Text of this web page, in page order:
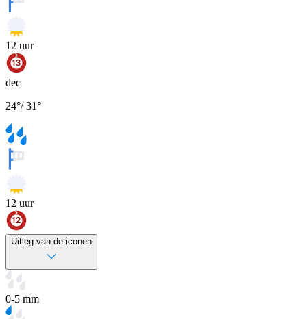
12 uur
dec
24°/31°
12 uur
Uitleg van de iconen
0-5 mm